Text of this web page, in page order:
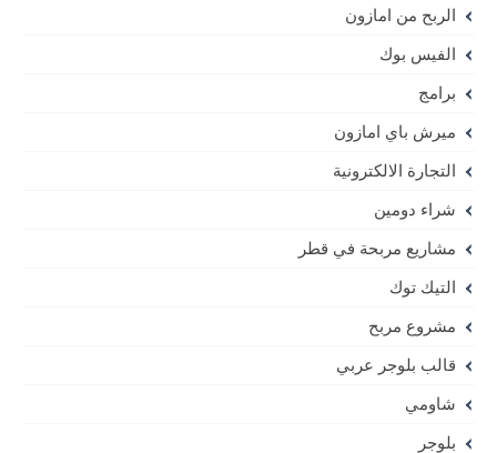
الربح من امازون
الفيس بوك
برامج
ميرش باي امازون
التجارة الالكترونية
شراء دومين
مشاريع مربحة في قطر
التيك توك
مشروع مربح
قالب بلوجر عربي
شاومي
بلوجر